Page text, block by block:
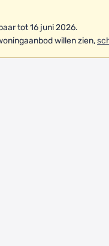
tot 16 juni 2026.
willen zien,